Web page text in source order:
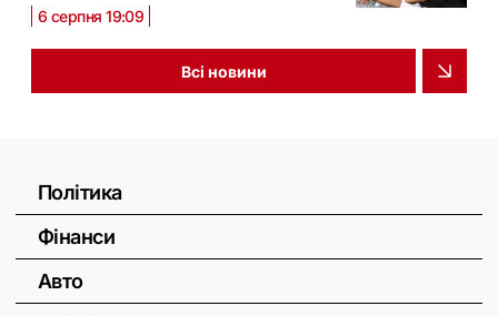
6 серпня 19:09
Всі новини
Політика
Фінанси
Авто